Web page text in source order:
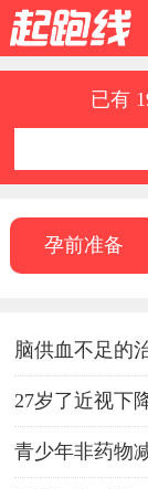
已有
孕前准备
脑供血不足的
27岁了近视下
青少年非药物